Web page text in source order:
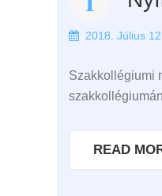
2018. Július 12.
Szakkollégiumi
READ